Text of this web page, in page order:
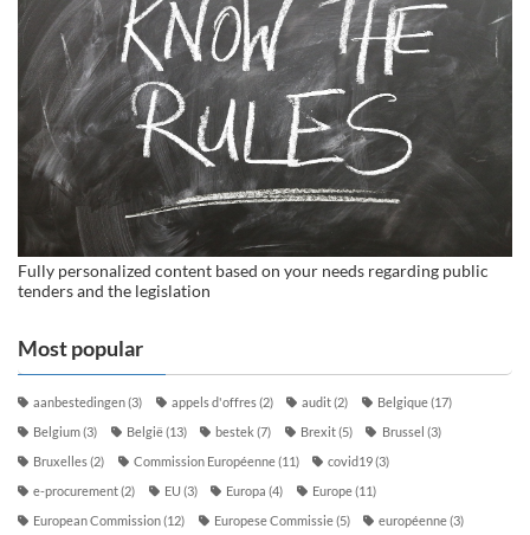
Fully personalized content based on your needs regarding public
tenders and the legislation
Most popular
aanbestedingen(3) appels d'offres(2) audit(2) Belgique(17)
Belgium(3) België(13) bestek (7) Brexit(5) Brussel (3)
Bruxelles(2) Commission Européenne(11) covid19(3)
e-procurement(2) EU(3) Europa (4) Europe(11)
European Commission(12) Europese Commissie(5) européenne(3)